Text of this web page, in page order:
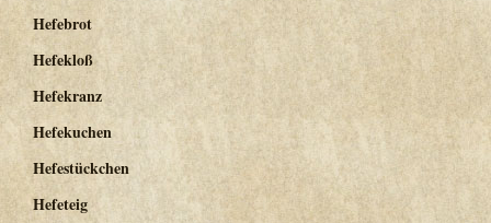
Hefebrot
Hefekloß
Hefekranz
Hefekuchen
Hefestückchen
Hefeteig